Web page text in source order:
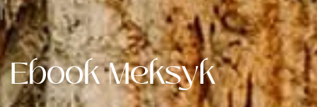
Ebook Meksyk